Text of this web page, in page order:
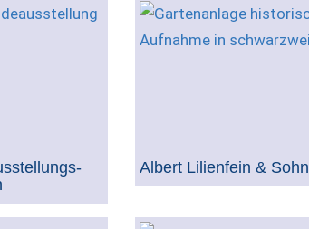
Albert Lilienfein & Sohn